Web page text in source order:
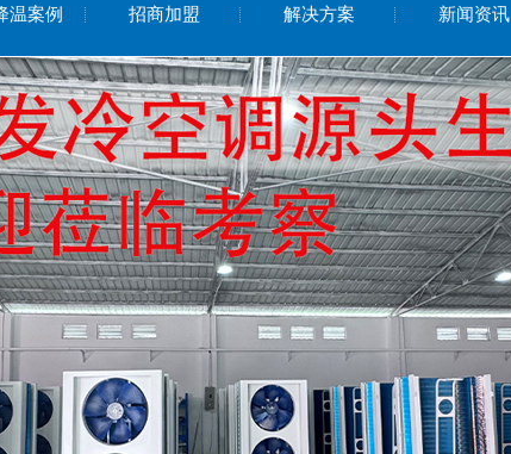
温案例 招商加盟 解决方案 新闻资讯